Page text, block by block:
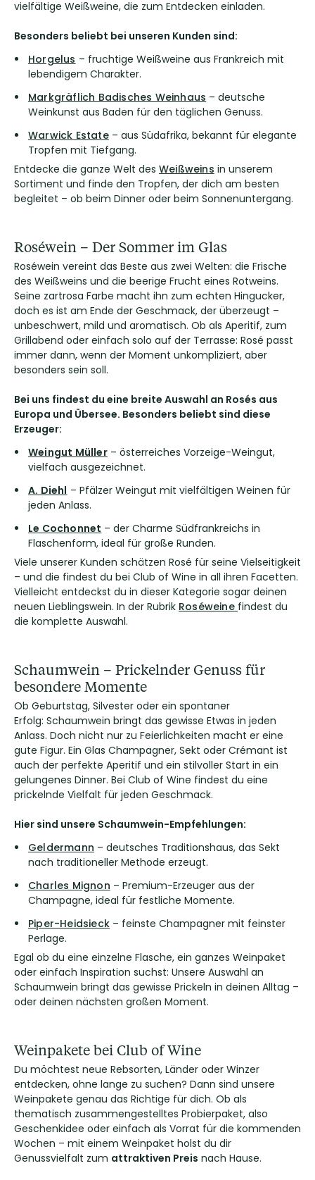
vielfältige Weißweine, die zum Entdecken einladen.
Besonders beliebt bei unseren Kunden sind:
Horgelus – fruchtige Weißweine aus Frankreich mit
lebendigem Charakter.
Markgräflich Badisches Weinhaus – deutsche
Weinkunst aus Baden für den täglichen Genuss.
Warwick Estate– aus Südafrika, bekannt für elegante
Tropfen mit Tiefgang.
Entdecke die ganze Welt des Weißweins in unserem
Sortiment und finde den Tropfen, der dich am besten
begleitet – ob beim Dinner oder beim Sonnenuntergang.
Roséwein – Der Sommer im Glas
Roséwein vereint das Beste aus zwei Welten: die Frische
des Weißweins und die beerige Frucht eines Rotweins.
Seine zartrosa Farbe macht ihn zum echten Hingucker,
doch es ist am Ende der Geschmack, der überzeugt –
unbeschwert, mild und aromatisch. Ob als Aperitif, zum
Grillabend oder einfach solo auf der Terrasse: Rosé passt
immer dann, wenn der Moment unkompliziert, aber
besonders sein soll.
Bei uns findest du eine breite Auswahl an Rosés aus
Europa und Übersee. Besonders beliebt sind diese
Erzeuger:
Weingut Müller– österreiches Vorzeige-Weingut,
vielfach ausgezeichnet.
A. Diehl – Pfälzer Weingut mit vielfältigen Weinen für
jeden Anlass.
Le Cochonnet – der Charme Südfrankreichs in
Flaschenform, ideal für große Runden.
Viele unserer Kunden schätzen Rosé für seine Vielseitigkeit
– und die findest du bei Club of Wine in all ihren Facetten.
Vielleicht entdeckst du in dieser Kategorie sogar deinen
neuen Lieblingswein. In der Rubrik Roséweine findest du
die komplette Auswahl.
Schaumwein – Prickelnder Genuss für
besondere Momente
Ob Geburtstag, Silvester oder ein spontaner
Erfolg: Schaumwein bringt das gewisse Etwas in jeden
Anlass. Doch nicht nur zu Feierlichkeiten macht er eine
gute Figur. Ein Glas Champagner, Sekt oder Crémant ist
auch der perfekte Aperitif und ein stilvoller Start in ein
gelungenes Dinner. Bei Club of Wine findest du eine
prickelnde Vielfalt für jeden Geschmack.
Hier sind unsere Schaumwein-Empfehlungen:
Geldermann – deutsches Traditionshaus, das Sekt
nach traditioneller Methode erzeugt.
Charles Mignon – Premium-Erzeuger aus der
Champagne, ideal für festliche Momente.
Piper-Heidsieck – feinste Champagner mit feinster
Perlage.
Egal ob du eine einzelne Flasche, ein ganzes Weinpaket
oder einfach Inspiration suchst: Unsere Auswahl an
Schaumwein bringt das gewisse Prickeln in deinen Alltag –
oder deinen nächsten großen Moment.
Weinpakete bei Club of Wine
Du möchtest neue Rebsorten, Länder oder Winzer
entdecken, ohne lange zu suchen? Dann sind unsere
Weinpakete genau das Richtige für dich. Ob als
thematisch zusammengestelltes Probierpaket, also
Geschenkidee oder einfach als Vorrat für die kommenden
Wochen – mit einem Weinpaket holst du dir
Genussvielfalt zum attraktiven Preis nach Hause.